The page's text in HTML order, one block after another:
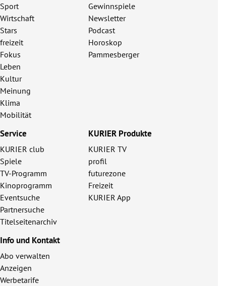
Sport
Wirtschaft
Stars
freizeit
Fokus
Leben
Kultur
Meinung
Klima
Mobilität
Gewinnspiele
Newsletter
Podcast
Horoskop
Pammesberger
Service
KURIER club
Spiele
TV-Programm
Kinoprogramm
Eventsuche
Partnersuche
Titelseitenarchiv
KURIER Produkte
KURIER TV
profil
futurezone
Freizeit
KURIER App
Info und Kontakt
Abo verwalten
Anzeigen
Werbetarife